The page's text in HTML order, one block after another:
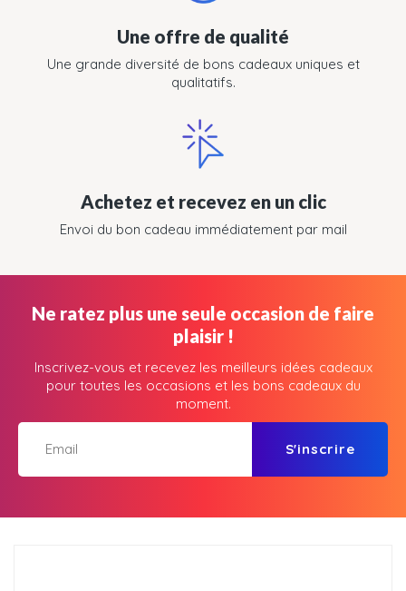
Une offre de qualité
Une grande diversité de bons cadeaux uniques et
qualitatifs.
Achetez et recevez en un clic
Envoi du bon cadeau immédiatement par mail
Ne ratez plus une seule occasion de faire
plaisir !
Inscrivez-vous et recevez les meilleurs idées cadeaux
pour toutes les occasions et les bons cadeaux du
moment.
S'inscrire